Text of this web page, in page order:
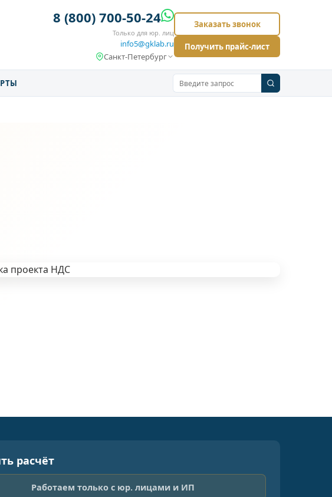
8 (800) 700-50-24
Только для юр. лиц
info5@gklab.ru
Санкт-Петербург
Заказать звонок
Получить прайс-лист
расчёт
Работаем только с юр. лицами и ИП